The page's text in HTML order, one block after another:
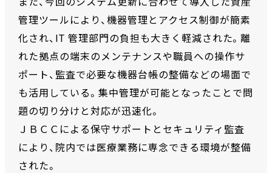
また、今回のシステム更新に合わせて導入した資産
管理ツールにより、機器管理とアクセス制御が簡素
化され、IT 管理部門の負担も大きく軽減された。離
れた拠点の端末のメンテナンスや職員への操作サ
ポート、監査で必要な機器台帳の整備などの場面で
も活用している。集中管理が可能となったことで問
題の切り分けと対応が迅速化。
ＪＢＣＣによる保守サポートとセキュリティ監査
により、院内では医療業務に専念できる環境が整備
された。